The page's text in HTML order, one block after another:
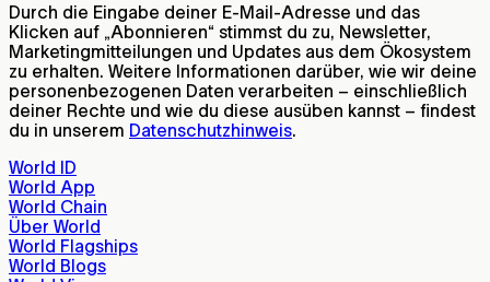
Durch die Eingabe deiner E-Mail-Adresse und das
Klicken auf „Abonnieren“ stimmst du zu, Newsletter,
Marketingmitteilungen und Updates aus dem Ökosystem
zu erhalten. Weitere Informationen darüber, wie wir deine
personenbezogenen Daten verarbeiten – einschließlich
deiner Rechte und wie du diese ausüben kannst – findest
du in unserem Datenschutzhinweis.
World ID
World App
World Chain
Über World
World Flagships
World Blogs